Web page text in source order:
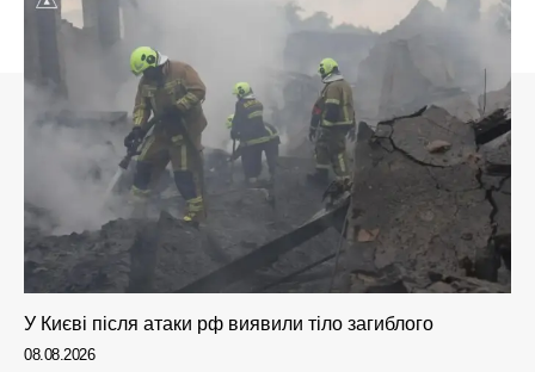
У Києві після атаки рф виявили тіло загиблого
08.08.2026